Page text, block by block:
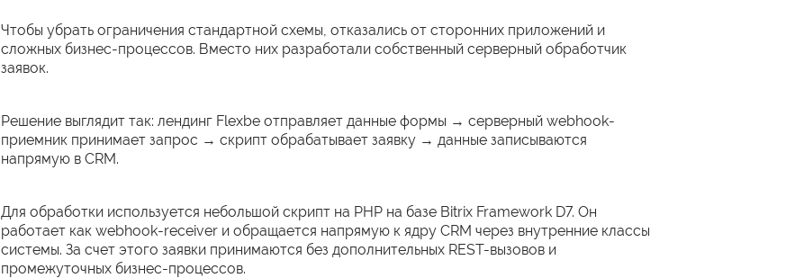
Чтобы убрать ограничения стандартной схемы, отказались от сторонних приложений и
сложных бизнес-процессов. Вместо них разработали собственный серверный обработчик
заявок.
Решение выглядит так: лендинг Flexbe отправляет данные формы → серверный webhook-
приемник принимает запрос → скрипт обрабатывает заявку → данные записываются
напрямую в CRM.
Для обработки используется небольшой скрипт на PHP на базе Bitrix Framework D7. Он
работает как webhook-receiver и обращается напрямую к ядру CRM через внутренние классы
системы. За счет этого заявки принимаются без дополнительных REST-вызовов и
промежуточных бизнес-процессов.